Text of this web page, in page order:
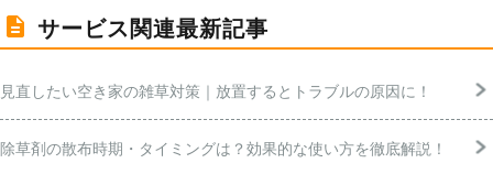
サービス関連最新記事
見直したい空き家の雑草対策｜放置するとトラブルの原因に！
除草剤の散布時期・タイミングは？効果的な使い方を徹底解説！